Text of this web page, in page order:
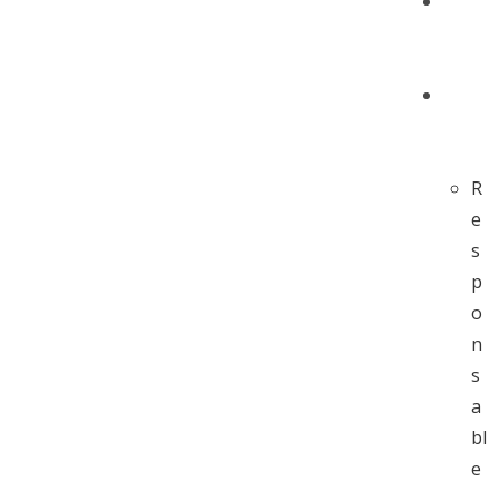
R
e
s
p
o
n
s
a
bl
e